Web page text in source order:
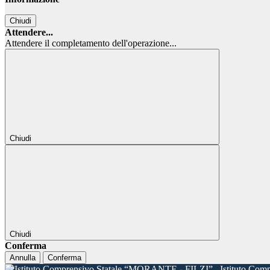
Chiudi
Attendere...
Attendere il completamento dell'operazione...
Chiudi
Chiudi
Conferma
Annulla Conferma